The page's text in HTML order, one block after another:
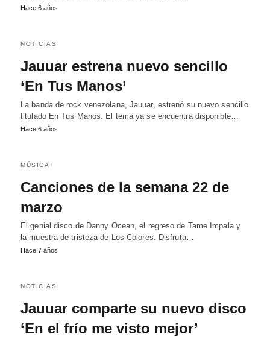
Hace 6 años
NOTICIAS
Jauuar estrena nuevo sencillo
‘En Tus Manos’
La banda de rock venezolana, Jauuar, estrenó su nuevo sencillo
titulado En Tus Manos. El tema ya se encuentra disponible…
Hace 6 años
MÚSICA+
Canciones de la semana 22 de
marzo
El genial disco de Danny Ocean, el regreso de Tame Impala y
la muestra de tristeza de Los Colores. Disfruta…
Hace 7 años
NOTICIAS
Jauuar comparte su nuevo disco
‘En el frío me visto mejor’